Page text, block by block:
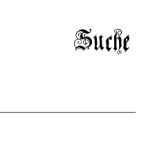
Suche